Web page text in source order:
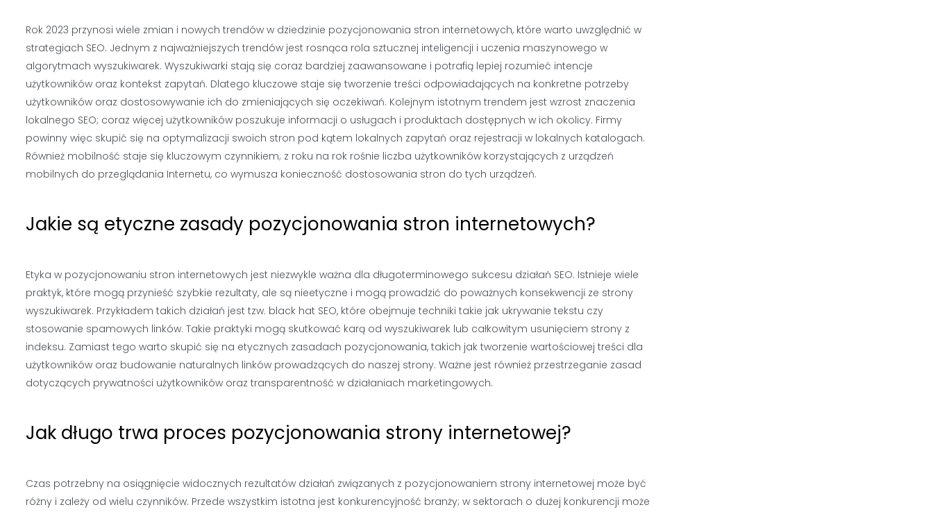
Rok 2023 przynosi wiele zmian i nowych trendów w dziedzinie pozycjonowania stron internetowych, które warto uwzględnić w
strategiach SEO. Jednym z najważniejszych trendów jest rosnąca rola sztucznej inteligencji i uczenia maszynowego w
algorytmach wyszukiwarek. Wyszukiwarki stają się coraz bardziej zaawansowane i potrafią lepiej rozumieć intencje
użytkowników oraz kontekst zapytań. Dlatego kluczowe staje się tworzenie treści odpowiadających na konkretne potrzeby
użytkowników oraz dostosowywanie ich do zmieniających się oczekiwań. Kolejnym istotnym trendem jest wzrost znaczenia
lokalnego SEO; coraz więcej użytkowników poszukuje informacji o usługach i produktach dostępnych w ich okolicy. Firmy
powinny więc skupić się na optymalizacji swoich stron pod kątem lokalnych zapytań oraz rejestracji w lokalnych katalogach.
Również mobilność staje się kluczowym czynnikiem; z roku na rok rośnie liczba użytkowników korzystających z urządzeń
mobilnych do przeglądania Internetu, co wymusza konieczność dostosowania stron do tych urządzeń.
Jakie są etyczne zasady pozycjonowania stron internetowych?
Etyka w pozycjonowaniu stron internetowych jest niezwykle ważna dla długoterminowego sukcesu działań SEO. Istnieje wiele
praktyk, które mogą przynieść szybkie rezultaty, ale są nieetyczne i mogą prowadzić do poważnych konsekwencji ze strony
wyszukiwarek. Przykładem takich działań jest tzw. black hat SEO, które obejmuje techniki takie jak ukrywanie tekstu czy
stosowanie spamowych linków. Takie praktyki mogą skutkować karą od wyszukiwarek lub całkowitym usunięciem strony z
indeksu. Zamiast tego warto skupić się na etycznych zasadach pozycjonowania, takich jak tworzenie wartościowej treści dla
użytkowników oraz budowanie naturalnych linków prowadzących do naszej strony. Ważne jest również przestrzeganie zasad
dotyczących prywatności użytkowników oraz transparentność w działaniach marketingowych.
Jak długo trwa proces pozycjonowania strony internetowej?
Czas potrzebny na osiągnięcie widocznych rezultatów działań związanych z pozycjonowaniem strony internetowej może być
różny i zależy od wielu czynników. Przede wszystkim istotna jest konkurencyjność branży; w sektorach o dużej konkurencji może